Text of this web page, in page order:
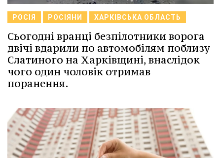
РОСІЯ РОСІЯНИ ХАРКІВСЬКА ОБЛАСТЬ
Сьогодні вранці безпілотники ворога
двічі вдарили по автомобілям поблизу
Слатиного на Харківщині, внаслідок
чого один чоловік отримав
поранення.